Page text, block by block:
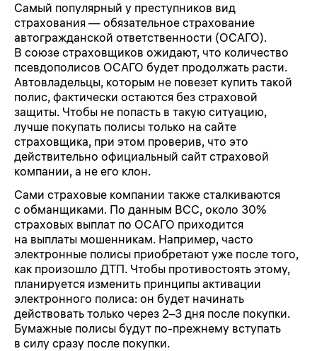
Самый популярный у преступников вид
страхования — обязательное страхование
автогражданской ответственности (ОСАГО).
В союзе страховщиков ожидают, что количество
псевдополисов ОСАГО будет продолжать расти.
Автовладельцы, которым не повезет купить такой
полис, фактически остаются без страховой
защиты. Чтобы не попасть в такую ситуацию,
лучше покупать полисы только на сайте
страховщика, при этом проверив, что это
действительно официальный сайт страховой
компании, а не его клон.
Сами страховые компании также сталкиваются
с обманщиками. По данным ВСС, около 30%
страховых выплат по ОСАГО приходится
на выплаты мошенникам. Например, часто
электронные полисы приобретают уже после того,
как произошло ДТП. Чтобы противостоять этому,
планируется изменить принципы активации
электронного полиса: он будет начинать
действовать только через 2–3 дня после покупки.
Бумажные полисы будут по-прежнему вступать
в силу сразу после покупки.